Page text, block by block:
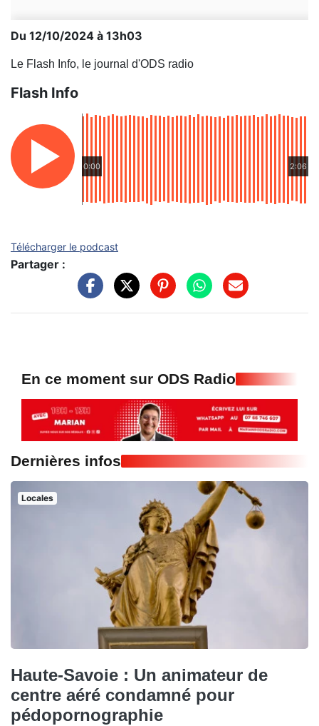
Du 12/10/2024 à 13h03
Le Flash Info, le journal d'ODS radio
Flash Info
0:00 2:06
Télécharger le podcast
Partager :
En ce moment sur ODS Radio
Dernières infos
Locales
Haute-Savoie : Un animateur de
centre aéré condamné pour
pédopornographie